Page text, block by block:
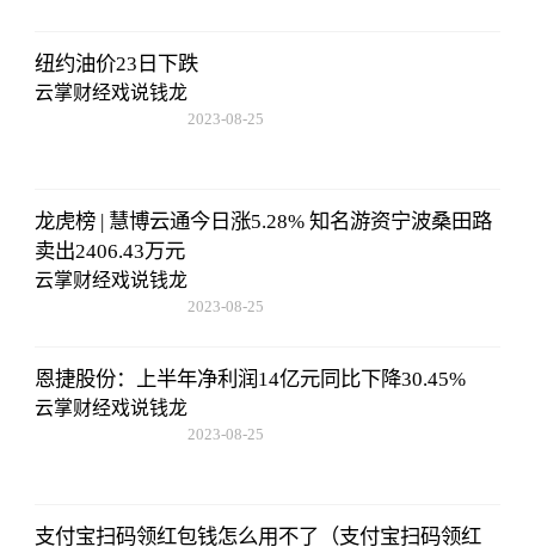
纽约油价23日下跌
云掌财经戏说钱龙
2023-08-25
龙虎榜 | 慧博云通今日涨5.28% 知名游资宁波桑田路
卖出2406.43万元
云掌财经戏说钱龙
2023-08-25
恩捷股份：上半年净利润14亿元同比下降30.45%
云掌财经戏说钱龙
2023-08-25
支付宝扫码领红包钱怎么用不了（支付宝扫码领红